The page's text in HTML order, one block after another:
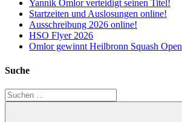
Yannik Omlor verteidigt seinen Titel!
Startzeiten und Auslosungen online!
Ausschreibung 2026 online!
HSO Flyer 2026
Omlor gewinnt Heilbronn Squash Open
Suche
Suchen
nach: